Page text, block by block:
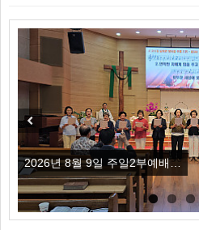
2026년 8월 9일 주일2부예배…
Previous